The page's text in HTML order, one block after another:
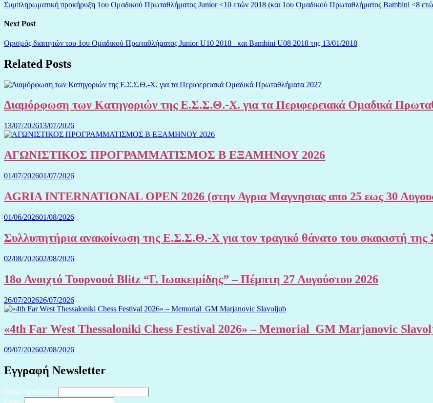
Συμπληρωματική προκήρυξη 1ου Ομαδικού Πρωταθλήματος Junior <10 ετών 2018 (και 1ου Ομαδικού Πρωταθλήματος Bambini <8
Next Post
Ορισμός διαιτητών του 1ου Ομαδικού Πρωταθλήματος Junior U10 2018 και Bambini U08 2018 της 13/01/2018
Related Posts
Διαμόρφωση των Κατηγοριών της Ε.Σ.Σ.Θ.-Χ. για τα Περιφερειακά Ομαδικά
13/07/202613/07/2026
ΑΓΩΝΙΣΤΙΚΟΣ ΠΡΟΓΡΑΜΜΑΤΙΣΜΟΣ Β ΕΞΑΜΗΝΟΥ 2026
01/07/202601/07/2026
AGRIA INTERNATIONAL OPEN 2026 (στην Αγρια Μαγνησιας απο 25 εως 30
01/06/202601/08/2026
Συλλυπητήρια ανακοίνωση της Ε.Σ.Σ.Θ.-Χ για τον τραγικό θάνατο του
02/08/202602/08/2026
18ο Ανοιχτό Τουρνουά Blitz “Γ. Ιωακειμίδης” – Πέμπτη 27 Αυγούστου 2026
26/07/202626/07/2026
«4th Far West Thessaloniki Chess Festival 2026» – Memorial GM Marjanovic
09/07/202602/08/2026
Εγγραφή Newsletter
Ονοματεπώνυμο